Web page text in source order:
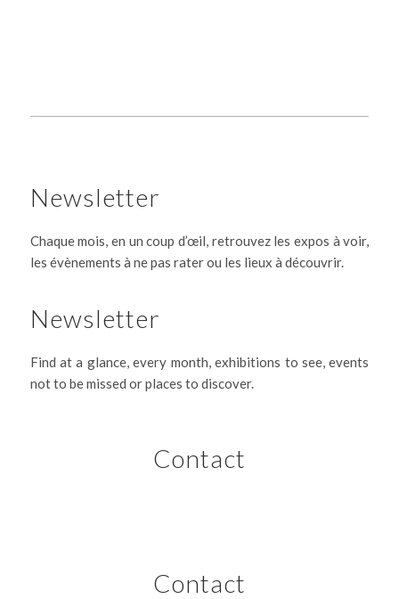
Newsletter
Chaque mois, en un coup d’œil, retrouvez les expos à voir,
les évènements à ne pas rater ou les lieux à découvrir.
Newsletter
Find at a glance, every month, exhibitions to see, events
not to be missed or places to discover.
Contact
Contact